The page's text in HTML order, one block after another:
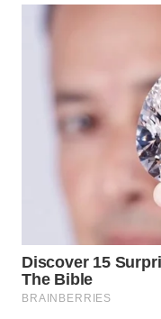
GORONTALO
WN
WN
DAIRI